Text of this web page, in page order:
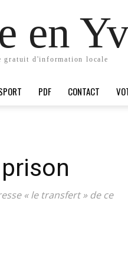
en
gratuit d'information locale
PDF CONTACT
« le transfert » de ce